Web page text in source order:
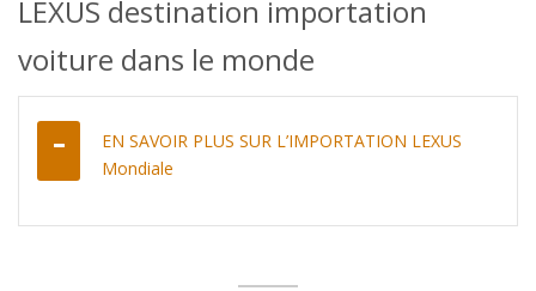
LEXUS destination importation
voiture dans le monde
EN SAVOIR PLUS SUR L’IMPORTATION LEXUS
Mondiale